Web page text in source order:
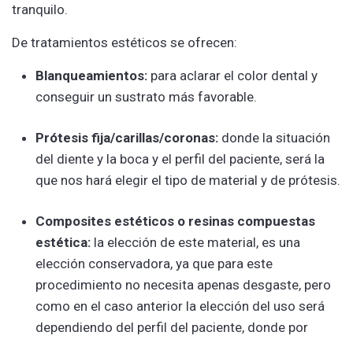
tranquilo.
De tratamientos estéticos se ofrecen:
Blanqueamientos: para aclarar el color dental y
conseguir un sustrato más favorable.
Prótesis fija/carillas/coronas: donde la situación
del diente y la boca y el perfil del paciente, será la
que nos hará elegir el tipo de material y de prótesis.
Composites estéticos o resinas compuestas
estética: la elección de este material, es una
elección conservadora, ya que para este
procedimiento no necesita apenas desgaste, pero
como en el caso anterior la elección del uso será
dependiendo del perfil del paciente, donde por